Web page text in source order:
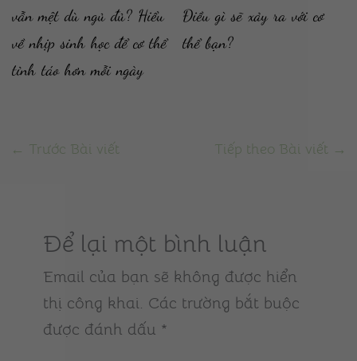
vẫn mệt dù ngủ đủ? Hiểu
về nhịp sinh học để cơ thể
tỉnh táo hơn mỗi ngày
Điều gì sẽ xảy ra với cơ
thể bạn?
← Trước Bài viết Tiếp theo Bài viết →
Để lại một bình luận
Email của bạn sẽ không được hiển
thị công khai. Các trường bắt buộc
được đánh dấu *